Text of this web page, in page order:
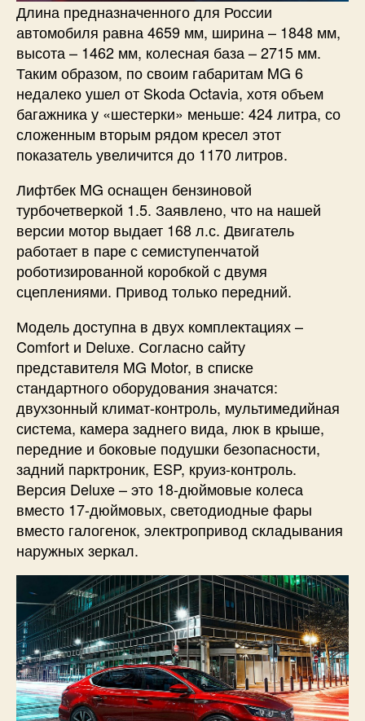
Длина предназначенного для России
автомобиля равна 4659 мм, ширина – 1848 мм,
высота – 1462 мм, колесная база – 2715 мм.
Таким образом, по своим габаритам MG 6
недалеко ушел от Skoda Octavia, хотя объем
багажника у «шестерки» меньше: 424 литра, со
сложенным вторым рядом кресел этот
показатель увеличится до 1170 литров.
Лифтбек MG оснащен бензиновой
турбочетверкой 1.5. Заявлено, что на нашей
версии мотор выдает 168 л.с. Двигатель
работает в паре с семиступенчатой
роботизированной коробкой с двумя
сцеплениями. Привод только передний.
Модель доступна в двух комплектациях –
Comfort и Deluxe. Согласно сайту
представителя MG Motor, в списке
стандартного оборудования значатся:
двухзонный климат-контроль, мультимедийная
система, камера заднего вида, люк в крыше,
передние и боковые подушки безопасности,
задний парктроник, ESP, круиз-контроль.
Версия Deluxe – это 18-дюймовые колеса
вместо 17-дюймовых, светодиодные фары
вместо галогенок, электропривод складывания
наружных зеркал.